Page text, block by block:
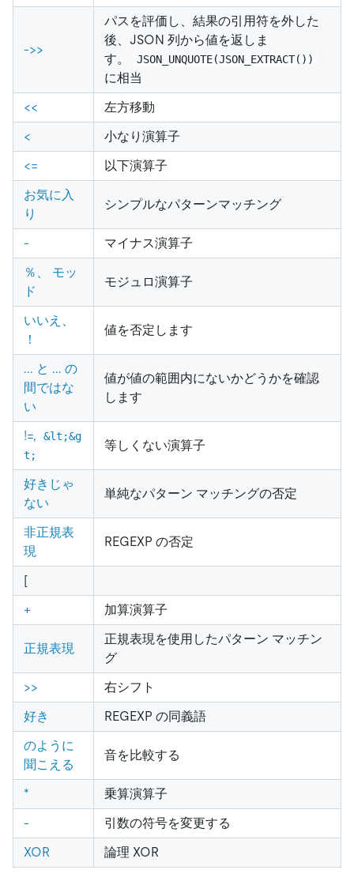
->>
パスを評価し、結果の引用符を外した
後、JSON 列から値を返しま
す。
JSON_UNQUOTE(JSON_EXTRACT())
に相当
<<
左方移動
<
小なり演算子
<=
以下演算子
お気に入
り
シンプルなパターンマッチング
-
マイナス演算子
％、 モッ
ド
モジュロ演算子
いいえ、
！
値を否定します
... と ... の
間ではな
い
値が値の範囲内にないかどうかを確認
します
!=,
&lt;&g
t;
等しくない演算子
好きじゃ
ない
単純なパターン マッチングの否定
非正規表
現
REGEXP の否定
[
+
加算演算子
正規表現
正規表現を使用したパターン マッチン
グ
>>
右シフト
好き
REGEXP の同義語
のように
聞こえる
音を比較する
*
乗算演算子
-
引数の符号を変更する
XOR
論理 XOR